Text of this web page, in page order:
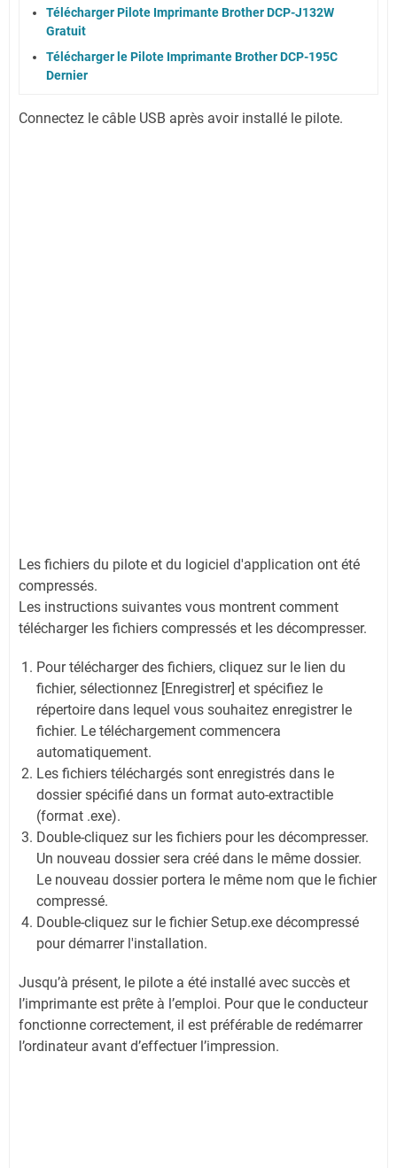
Télécharger Pilote Imprimante Brother DCP-J132W
Gratuit
Télécharger le Pilote Imprimante Brother DCP-195C
Dernier
Connectez le câble USB après avoir installé le pilote.
Les fichiers du pilote et du logiciel d'application ont été
compressés.
Les instructions suivantes vous montrent comment
télécharger les fichiers compressés et les décompresser.
Pour télécharger des fichiers, cliquez sur le lien du
fichier, sélectionnez [Enregistrer] et spécifiez le
répertoire dans lequel vous souhaitez enregistrer le
fichier. Le téléchargement commencera
automatiquement.
Les fichiers téléchargés sont enregistrés dans le
dossier spécifié dans un format auto-extractible
(format .exe).
Double-cliquez sur les fichiers pour les décompresser.
Un nouveau dossier sera créé dans le même dossier.
Le nouveau dossier portera le même nom que le fichier
compressé.
Double-cliquez sur le fichier Setup.exe décompressé
pour démarrer l'installation.
Jusqu’à présent, le pilote a été installé avec succès et
l’imprimante est prête à l’emploi. Pour que le conducteur
fonctionne correctement, il est préférable de redémarrer
l’ordinateur avant d’effectuer l’impression.